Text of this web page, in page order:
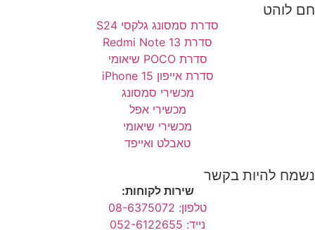
חם לוהט
סדרת סמסונג גלקסי S24
סדרת Redmi Note 13
סדרת POCO שיאומי
סדרת אייפון 15 iPhone
מכשירי סמסונג
מכשירי אפל
מכשירי שיאומי
טאבלט ואייפד
נשמח להיות בקשר
שירות לקוחות:
טלפון: 08-6375072
נייד: 052-6122655